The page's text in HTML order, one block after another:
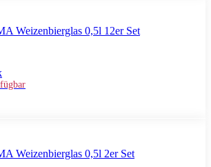
Weizenbierglas 0,5l 12er Set
Weizenbierglas 0,5l 2er Set